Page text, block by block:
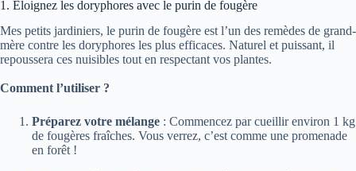
1. Éloignez les doryphores avec le purin de fougère
Mes petits jardiniers, le purin de fougère est l’un des remèdes de grand-
mère contre les doryphores les plus efficaces. Naturel et puissant, il
repoussera ces nuisibles tout en respectant vos plantes.
Comment l’utiliser ?
Préparez votre mélange : Commencez par cueillir environ 1 kg
de fougères fraîches. Vous verrez, c’est comme une promenade
en forêt !